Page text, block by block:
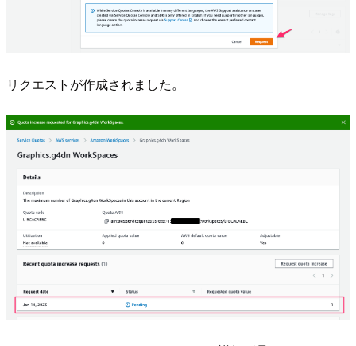
リクエストが作成されました。